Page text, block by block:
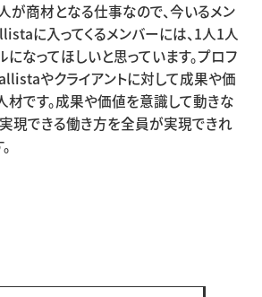
が商材となる仕事なので、今いるメン
に入ってくるメンバーには、1人1人
になってほしいと思っています。プロフ
やクライアントに対して成果や価
材です。成果や価値を意識して動きな
現できる働き方を全員が実現できれ